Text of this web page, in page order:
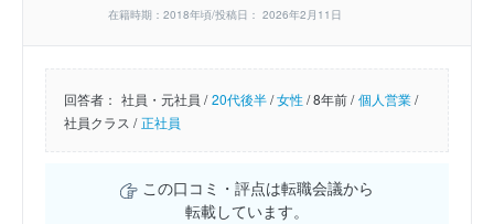
在籍時期：2018年頃/投稿日： 2026年2月11日
回答者： 社員・元社員 / 20代後半/女性/8年前 / 個人営業/
社員クラス / 正社員
この口コミ・評点は転職会議から
転載しています。